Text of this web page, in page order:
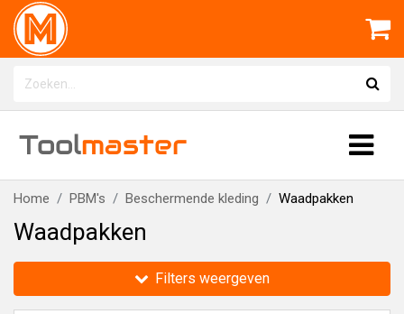
Toolmaster
Home PBM's Beschermende kleding Waadpakken
Waadpakken
Filters weergeven